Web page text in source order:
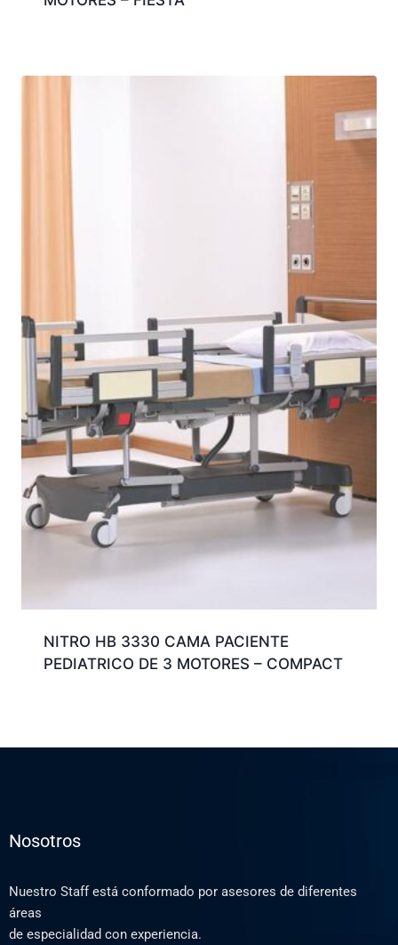
NITRO HB 3330 CAMA PACIENTE
PEDIATRICO DE 3 MOTORES – COMPACT
Nosotros
Nuestro Staff está conformado por asesores de diferentes
áreas
de especialidad con experiencia.